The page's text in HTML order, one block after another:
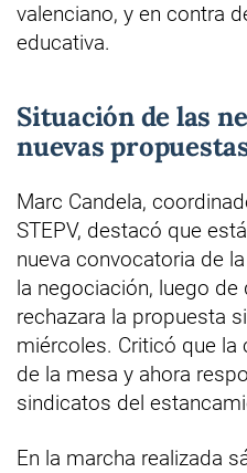
valenciano, y en contra
educativa.
Situación de las
nuevas
Marc Candela,
STEPV, destacó que
nueva convocatoria de
la negociación, luego
rechazara la propuesta
miércoles. Criticó que la
de la mesa y ahora
sindicatos del
En la marcha realizada